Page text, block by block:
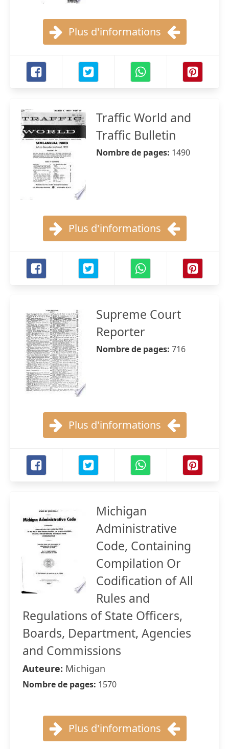
Plus d'informations
Traffic World and
Traffic Bulletin
Nombre de pages: 1490
Plus d'informations
Supreme Court
Reporter
Nombre de pages: 716
Plus d'informations
Michigan
Administrative
Code, Containing
Compilation Or
Codification of All
Rules and
Regulations of State Officers,
Boards, Department, Agencies
and Commissions
Auteure: Michigan
Nombre de pages: 1570
Plus d'informations